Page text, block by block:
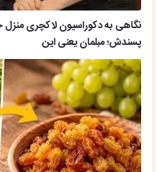
نگاهی به دکوراسیون لاکچری
پسندش؛ مبلمان یعنی این